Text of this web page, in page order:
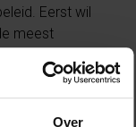
Over
Eerst wil
meest
op onze
nog negen